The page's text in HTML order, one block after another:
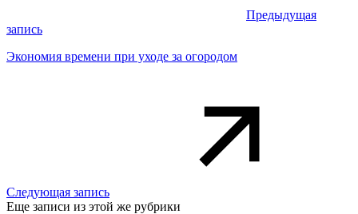
Предыдущая
запись
Экономия времени при уходе за огородом
Следующая запись
Еще записи из этой же рубрики